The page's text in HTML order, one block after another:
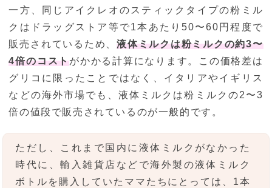
一方、同じアイクレオのスティックタイプの粉ミル
クはドラッグストア等で1本あたり50〜60円程度で
販売されているため、液体ミルクは粉ミルクの約3〜
4倍のコストがかかる計算になります。この価格差は
グリコに限ったことではなく、イタリアやイギリス
などの海外市場でも、液体ミルクは粉ミルクの2〜3
倍の値段で販売されているのが一般的です。
ただし、これまで国内に液体ミルクがなかった
時代に、輸入雑貨店などで海外製の液体ミルク
ボトルを購入していたママたちにとっては、1本